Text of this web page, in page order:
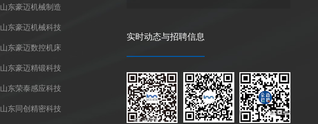
山东豪迈机械制造
山东豪迈机械科技
山东豪迈数控机床
山东豪迈精锻科技
山东荣泰感应科技
山东同创精密科技
实时动态与招聘信息